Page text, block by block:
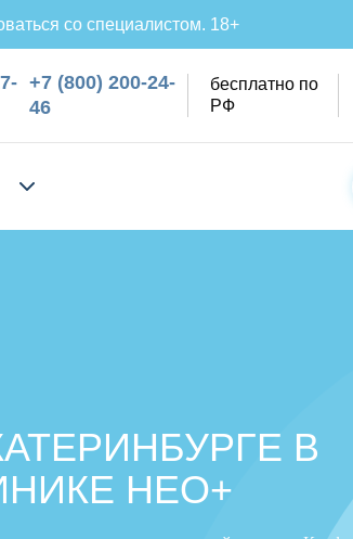
со специалистом. 18+
+7 (800) 200-24-
46
бесплатно по
РФ
В
НЕО+